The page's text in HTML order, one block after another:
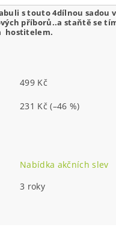
s touto 4dílnou sadou
příborů..a staňtě se
hostitelem.
499 Kč
231 Kč(–46 %)
Nabídka akčních slev
3 roky